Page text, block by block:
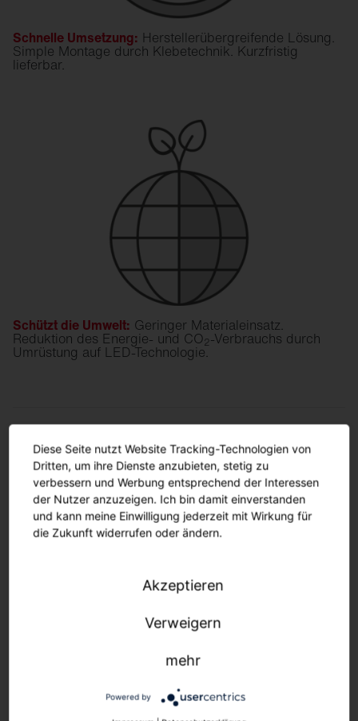
Schnelle Umsetzung: Herstellerübergreifende Lösung.
Simple Montage durch Klebetechnik. Kurzfristig
lieferbar.
Schützt die Umwelt: Geringer Materialeinsatz.
Reduktion des Energie- und CO2-Verbrauchs durch
Umrüstung auf LED-Technologie.
Wie viel Arbeit dürfen wir Ihnen
abnehmen?
Diese Seite nutzt Website Tracking-Technologien von
Dritten, um ihre Dienste anzubieten, stetig zu
verbessern und Werbung entsprechend der Interessen
der Nutzer anzuzeigen. Ich bin damit einverstanden
und kann meine Einwilligung jederzeit mit Wirkung für
die Zukunft widerrufen oder ändern.
Akzeptieren
Verweigern
mehr
Powered by